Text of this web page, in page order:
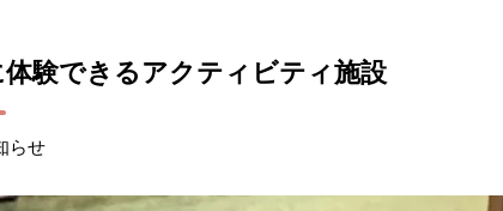
体験できるアクティビティ施設
らせ